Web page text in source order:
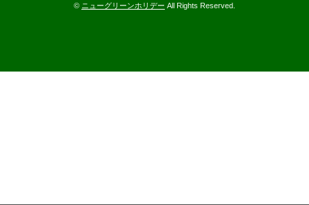
© ニューグリーンホリデー All Rights Reserved.